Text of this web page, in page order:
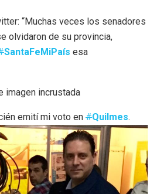
“Muchas veces los senadores
olvidaron de su provincia,
SantaFeMiPaís esa
emití mi voto en #Quilmes.